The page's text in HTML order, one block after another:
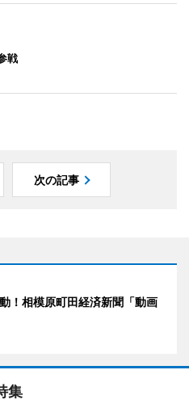
戦
次の記事
！相模原町田経済新聞「動画
集